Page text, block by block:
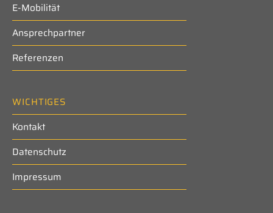
E-Mobilität
Ansprechpartner
Referenzen
WICHTIGES
Kontakt
Datenschutz
Impressum